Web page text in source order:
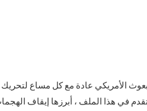
الأمريكي عادة مع كل مساع لتحريك
في هذا الملف ، أبرزها إيقاف